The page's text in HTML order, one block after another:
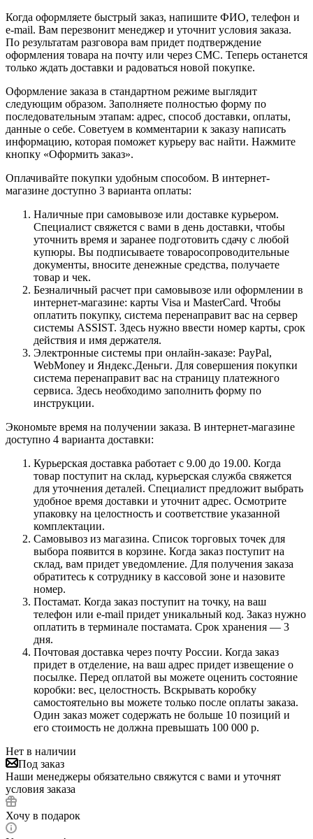
Когда оформляете быстрый заказ, напишите ФИО, телефон и
e-mail. Вам перезвонит менеджер и уточнит условия заказа.
По результатам разговора вам придет подтверждение
оформления товара на почту или через СМС. Теперь останется
только ждать доставки и радоваться новой покупке.
Оформление заказа в стандартном режиме выглядит
следующим образом. Заполняете полностью форму по
последовательным этапам: адрес, способ доставки, оплаты,
данные о себе. Советуем в комментарии к заказу написать
информацию, которая поможет курьеру вас найти. Нажмите
кнопку «Оформить заказ».
Оплачивайте покупки удобным способом. В интернет-
магазине доступно 3 варианта оплаты:
Наличные при самовывозе или доставке курьером.
Специалист свяжется с вами в день доставки, чтобы
уточнить время и заранее подготовить сдачу с любой
купюры. Вы подписываете товаросопроводительные
документы, вносите денежные средства, получаете
товар и чек.
Безналичный расчет при самовывозе или оформлении в
интернет-магазине: карты Visa и MasterCard. Чтобы
оплатить покупку, система перенаправит вас на сервер
системы ASSIST. Здесь нужно ввести номер карты, срок
действия и имя держателя.
Электронные системы при онлайн-заказе: PayPal,
WebMoney и Яндекс.Деньги. Для совершения покупки
система перенаправит вас на страницу платежного
сервиса. Здесь необходимо заполнить форму по
инструкции.
Экономьте время на получении заказа. В интернет-магазине
доступно 4 варианта доставки:
Курьерская доставка работает с 9.00 до 19.00. Когда
товар поступит на склад, курьерская служба свяжется
для уточнения деталей. Специалист предложит выбрать
удобное время доставки и уточнит адрес. Осмотрите
упаковку на целостность и соответствие указанной
комплектации.
Самовывоз из магазина. Список торговых точек для
выбора появится в корзине. Когда заказ поступит на
склад, вам придет уведомление. Для получения заказа
обратитесь к сотруднику в кассовой зоне и назовите
номер.
Постамат. Когда заказ поступит на точку, на ваш
телефон или e-mail придет уникальный код. Заказ нужно
оплатить в терминале постамата. Срок хранения — 3
дня.
Почтовая доставка через почту России. Когда заказ
придет в отделение, на ваш адрес придет извещение о
посылке. Перед оплатой вы можете оценить состояние
коробки: вес, целостность. Вскрывать коробку
самостоятельно вы можете только после оплаты заказа.
Один заказ может содержать не больше 10 позиций и
его стоимость не должна превышать 100 000 р.
Нет в наличии
Под заказ
Наши менеджеры обязательно свяжутся с вами и уточнят
условия заказа
Хочу в подарок